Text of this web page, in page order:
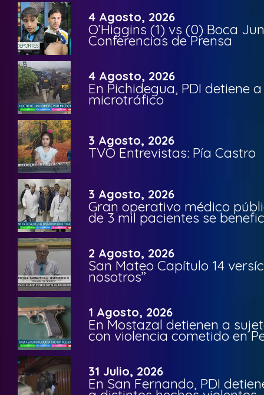
4 Agosto, 2026
O’Higgins (1) vs (0) Boca
Conferencias de Prensa
4 Agosto, 2026
En Pichidegua, PDI detiene
microtráfico
3 Agosto, 2026
TVO Entrevistas: Pía Castro
3 Agosto, 2026
Gran operativo médico
de 3 mil pacientes se
2 Agosto, 2026
San Mateo Capítulo 14
nosotros”
1 Agosto, 2026
En Mostazal detienen a
con violencia cometido en
31 Julio, 2026
En San Fernando, PDI